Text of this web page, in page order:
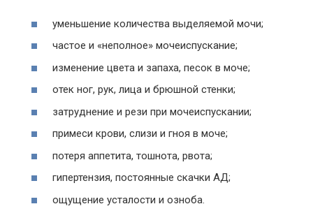
уменьшение количества выделяемой мочи;
частое и «неполное» мочеиспускание;
изменение цвета и запаха, песок в моче;
отек ног, рук, лица и брюшной стенки;
затруднение и рези при мочеиспускании;
примеси крови, слизи и гноя в моче;
потеря аппетита, тошнота, рвота;
гипертензия, постоянные скачки АД;
ощущение усталости и озноба.